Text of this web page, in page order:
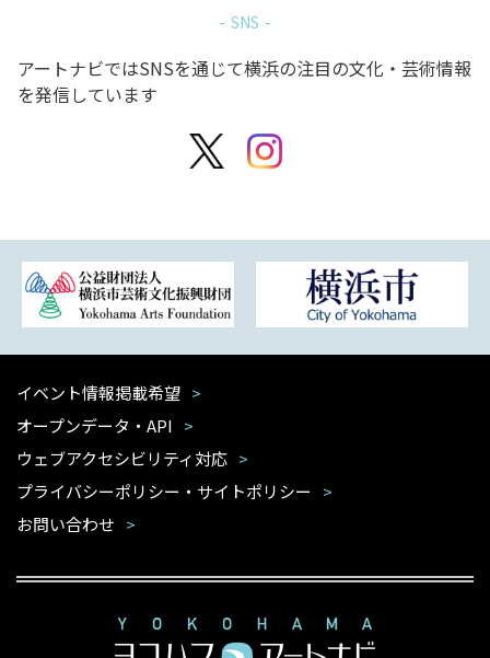
SNS
アートナビではSNSを通じて横浜の注目の文化・芸術情報
を発信しています
イベント情報掲載希望
オープンデータ・API
ウェブアクセシビリティ対応
プライバシーポリシー・サイトポリシー
お問い合わせ